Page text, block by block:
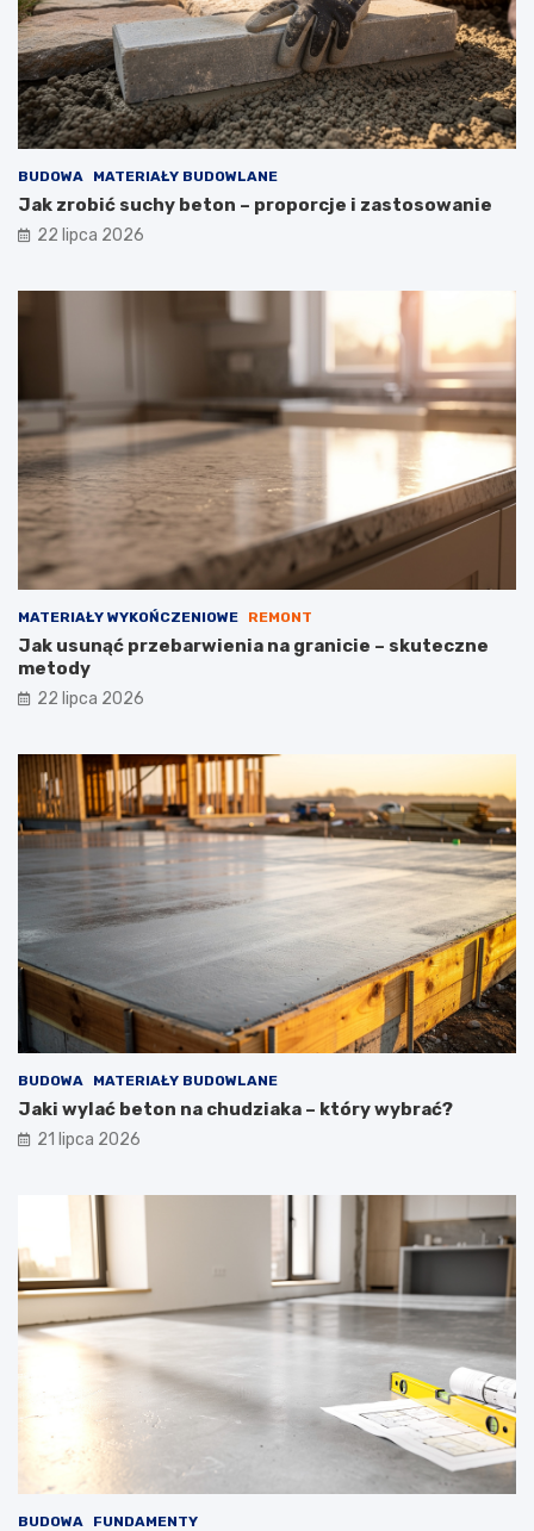
BUDOWA MATERIAŁY BUDOWLANE
Jak zrobić suchy beton – proporcje i zastosowanie
22 lipca 2026
MATERIAŁY WYKOŃCZENIOWE REMONT
Jak usunąć przebarwienia na granicie – skuteczne
metody
22 lipca 2026
BUDOWA MATERIAŁY BUDOWLANE
Jaki wylać beton na chudziaka – który wybrać?
21 lipca 2026
BUDOWA FUNDAMENTY